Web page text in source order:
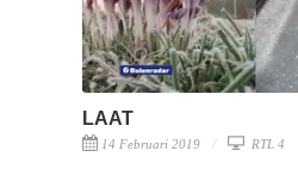
LAAT
14 Februari 2019 RTL 4